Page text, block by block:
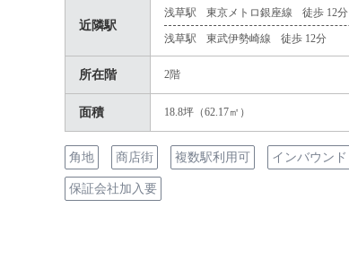
近隣駅
浅草駅 東京メトロ銀座線 徒歩 12分
浅草駅 東武伊勢崎線 徒歩 12分
所在階 2階
面積 18.8坪（62.17㎡）
角地 商店街 複数駅利用可 インバウンド
保証会社加入要